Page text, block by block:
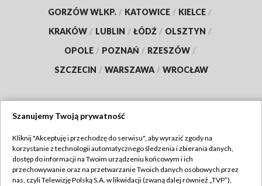
GORZÓW WLKP. / KATOWICE / KIELCE /
KRAKÓW / LUBLIN / ŁÓDŹ / OLSZTYN /
OPOLE / POZNAŃ / RZESZÓW /
SZCZECIN / WARSZAWA / WROCŁAW
TVP
Abonament TVP
Regulamin TVP
Szanujemy Twoją prywatność
Kliknij "Akceptuję i przechodzę do serwisu", aby wyrazić zgody na
korzystanie z technologii automatycznego śledzenia i zbierania danych,
dostęp do informacji na Twoim urządzeniu końcowym i ich
przechowywanie oraz na przetwarzanie Twoich danych osobowych przez
nas, czyli Telewizję Polską S.A. w likwidacji (zwaną dalej również „TVP”),